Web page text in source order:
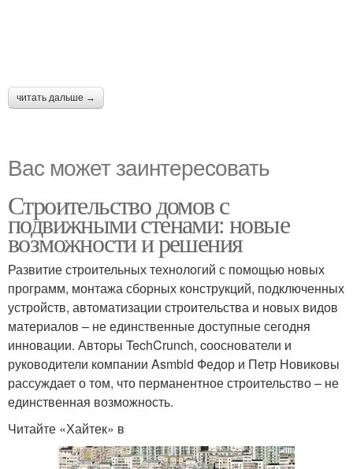
читать дальше →
Вас может заинтересовать
Строительство домов с
подвижными стенами: новые
возможности и решения
Развитие строительных технологий с помощью новых
программ, монтажа сборных конструкций, подключенных
устройств, автоматизации строительства и новых видов
материалов – не единственные доступные сегодня
инновации. Авторы TechCrunch, cооснователи и
руководители компании Asmbld Федор и Петр Новиковы
рассуждает о том, что перманентное строительство – не
единственная возможность.
Читайте «Хайтек» в